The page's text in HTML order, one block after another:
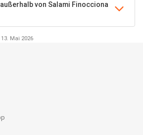
von Salami Finocciona
Mai 2026